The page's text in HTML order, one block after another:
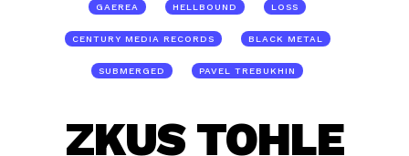
GAEREA HELLBOUND LOSS
CENTURY MEDIA RECORDS BLACK METAL
SUBMERGED PAVEL TREBUKHIN
ZKUS TOHLE